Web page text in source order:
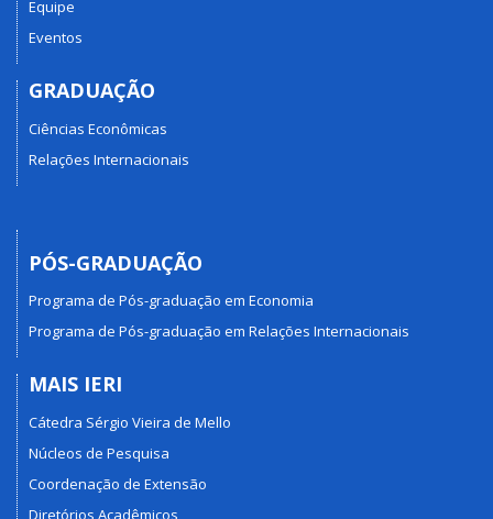
Equipe
Eventos
GRADUAÇÃO
Ciências Econômicas
Relações Internacionais
PÓS-GRADUAÇÃO
Programa de Pós-graduação em Economia
Programa de Pós-graduação em Relações Internacionais
MAIS IERI
Cátedra Sérgio Vieira de Mello
Núcleos de Pesquisa
Coordenação de Extensão
Diretórios Acadêmicos